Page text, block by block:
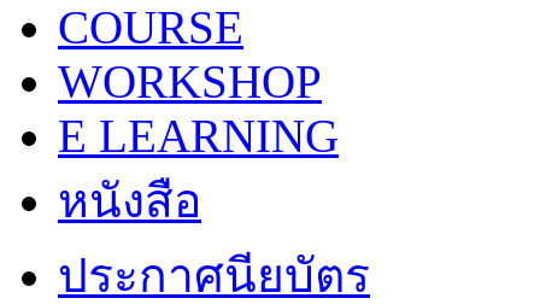
COURSE
WORKSHOP
E LEARNING
หนังสือ
ประกาศนียบัตร